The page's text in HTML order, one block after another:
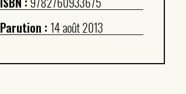
Parution : 14 août 2013